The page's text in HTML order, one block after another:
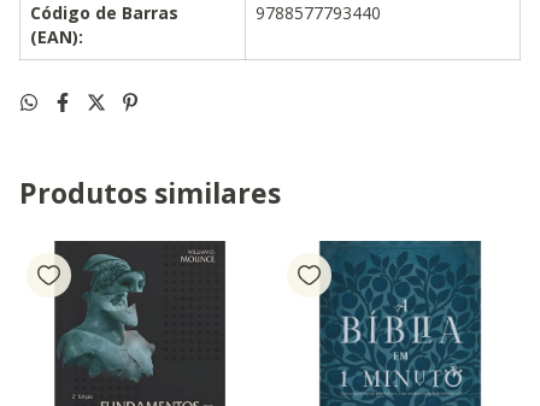
Código de Barras
(EAN):
9788577793440
Produtos similares